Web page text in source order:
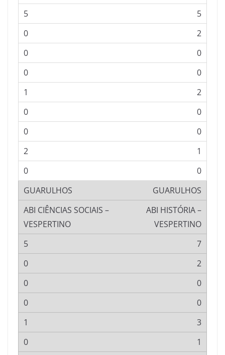
5
2
0
0
2
0
0
1
0
GUARULHOS
ABI HISTÓRIA –
VESPERTINO
7
2
0
0
3
1